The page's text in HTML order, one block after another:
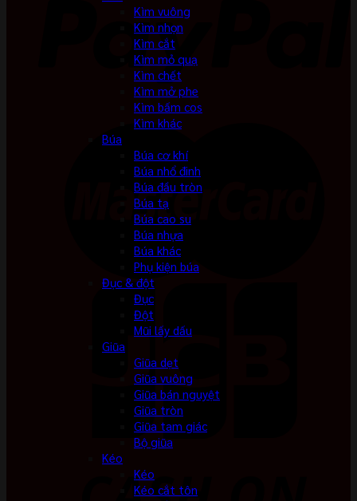
Kìm vuông
Kìm nhọn
Kìm cắt
Kìm mỏ quạ
Kìm chết
Kìm mở phe
Kìm bấm cos
Kìm khác
Búa
Búa cơ khí
Búa nhổ đinh
Búa đầu tròn
Búa tạ
Búa cao su
Búa nhựa
Búa khác
Phụ kiện búa
Đục & đột
Đục
Đột
Mũi lấy dấu
Giũa
Giũa dẹt
Giũa vuông
Giũa bán nguyệt
Giũa tròn
Giũa tam giác
Bộ giũa
Kéo
Kéo
Kéo cắt tôn